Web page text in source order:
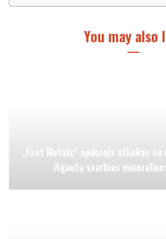
You may also
„Fast Metals“ apdoroja atliekas su
išgautų svarbias